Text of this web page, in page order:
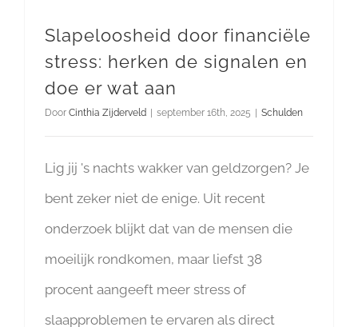
Slapeloosheid door financiële
stress: herken de signalen en
doe er wat aan
Door Cinthia Zijderveld | september 16th, 2025 | Schulden
Lig jij 's nachts wakker van geldzorgen? Je
bent zeker niet de enige. Uit recent
onderzoek blijkt dat van de mensen die
moeilijk rondkomen, maar liefst 38
procent aangeeft meer stress of
slaapproblemen te ervaren als direct